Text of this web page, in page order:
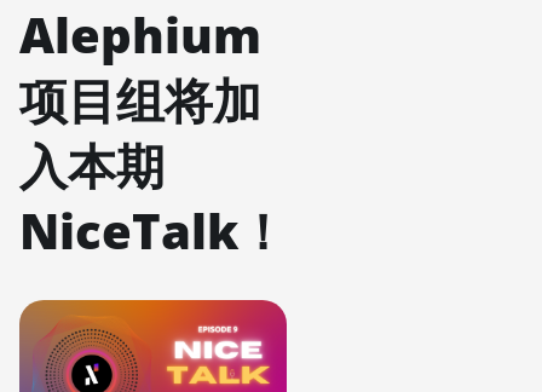
Alephium
项目组将加
入本期
NiceTalk！